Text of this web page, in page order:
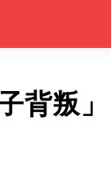
背叛